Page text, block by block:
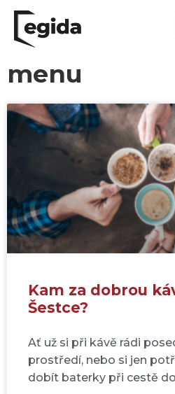
menu
Kam za dobrou
Šestce?
Ať už si při kávě rádi
prostředí, nebo si jen
dobít baterky při cestě do